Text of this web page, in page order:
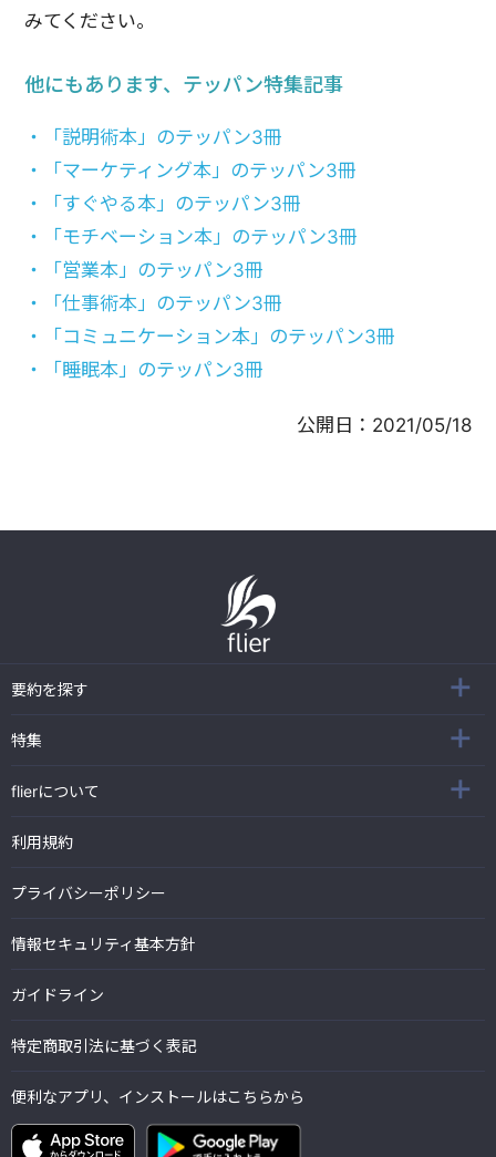
みてください。
他にもあります、テッパン特集記事
・「説明術本」のテッパン3冊
・「マーケティング本」のテッパン3冊
・「すぐやる本」のテッパン3冊
・「モチベーション本」のテッパン3冊
・「営業本」のテッパン3冊
・「仕事術本」のテッパン3冊
・「コミュニケーション本」のテッパン3冊
・「睡眠本」のテッパン3冊
公開日： 2021/05/18
要約を探す
特集
flierについて
利用規約
プライバシーポリシー
情報セキュリティ基本方針
ガイドライン
特定商取引法に基づく表記
便利なアプリ、インストールはこちらから